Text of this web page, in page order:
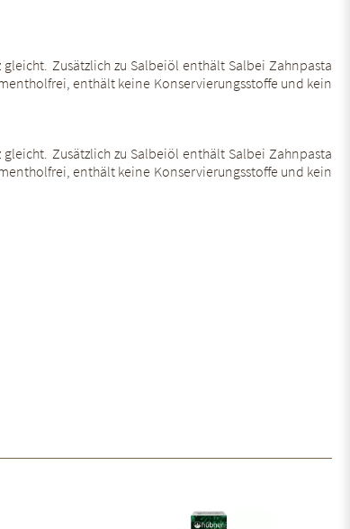
Zusätzlich zu Salbeiöl enthält Salbei Zahnpasta
enthält keine Konservierungsstoffe und kein
Zusätzlich zu Salbeiöl enthält Salbei Zahnpasta
enthält keine Konservierungsstoffe und kein